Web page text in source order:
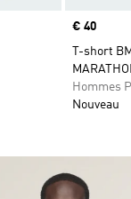
Prix
€ 40
T-short
Hommes
Nouveau